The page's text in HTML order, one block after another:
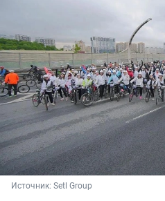
Источник: Setl Group